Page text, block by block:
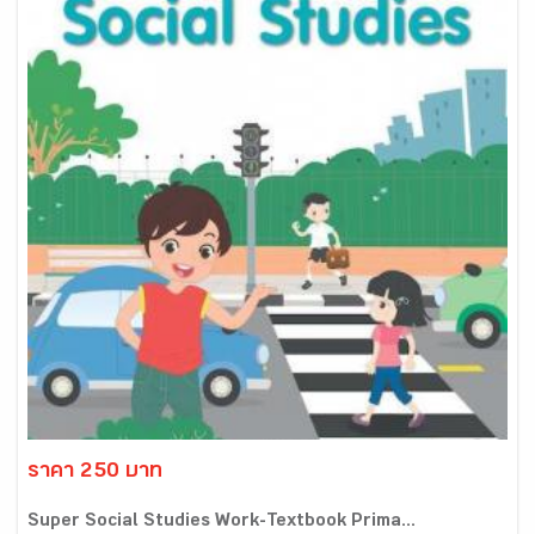
ราคา 250 บาท
Super Social Studies Work-Textbook Prima...